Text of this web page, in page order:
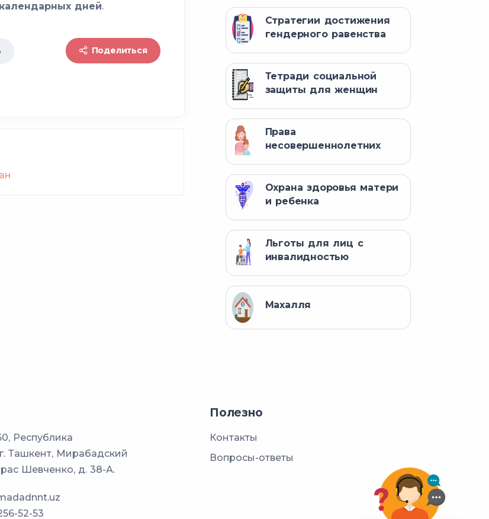
дней.
Поделиться
Стратегии достижения
гендерного равенства
Тетради социальной
защиты для женщин
Права
несовершеннолетних
Охрана здоровья матери
и ребенка
Льготы для лиц с
инвалидностью
Махалля
Республика
Ташкент, Мирабадский
Шевченко, д. 38-А.
52-53
Полезно
Контакты
Вопросы-ответы